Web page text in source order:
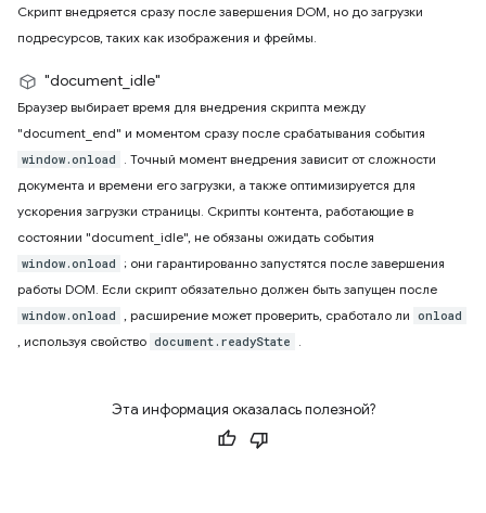
Скрипт внедряется сразу после завершения DOM, но до загрузки
подресурсов, таких как изображения и фреймы.
"document_idle"
Браузер выбирает время для внедрения скрипта между
"document_end" и моментом сразу после срабатывания события
window.onload
. Точный момент внедрения зависит от сложности
документа и времени его загрузки, а также оптимизируется для
ускорения загрузки страницы. Скрипты контента, работающие в
состоянии "document_idle", не обязаны ожидать события
window.onload
; они гарантированно запустятся после завершения
работы DOM. Если скрипт обязательно должен быть запущен после
window.onload , расширение может проверить, сработало ли onload
, используя свойство document.readyState .
Эта информация оказалась полезной?